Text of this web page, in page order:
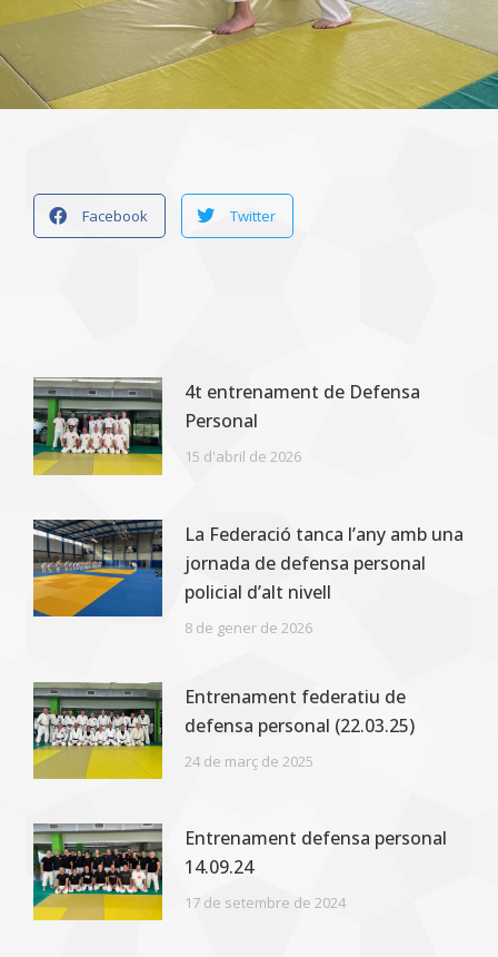
Facebook Twitter
4t entrenament de Defensa
Personal
15 d'abril de 2026
La Federació tanca l’any amb una
jornada de defensa personal
policial d’alt nivell
8 de gener de 2026
Entrenament federatiu de
defensa personal (22.03.25)
24 de març de 2025
Entrenament defensa personal
14.09.24
17 de setembre de 2024